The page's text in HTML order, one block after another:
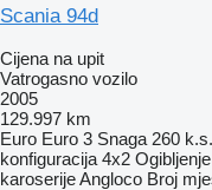
Scania 94d
Cijena na upit
Vatrogasno vozilo
2005
129.997 km
Euro Euro 3 Snaga 260
konfiguracija 4x2 Ogibljenje
karoserijeAngloco Broj